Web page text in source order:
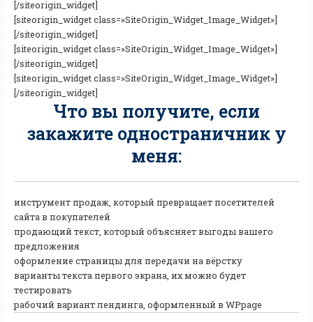
[/siteorigin_widget]
[siteorigin_widget class=»SiteOrigin_Widget_Image_Widget»]
[/siteorigin_widget]
[siteorigin_widget class=»SiteOrigin_Widget_Image_Widget»]
[/siteorigin_widget]
[siteorigin_widget class=»SiteOrigin_Widget_Image_Widget»]
[/siteorigin_widget]
Что вы получите, если
закажите одностраничник у
меня:
инструмент продаж, который превращает посетителей
сайта в покупателей
продающий текст, который объясняет выгоды вашего
предложения
оформление страницы для передачи на вёрстку
варианты текста первого экрана, их можно будет
тестировать
рабочий вариант лендинга, оформленный в WPpage